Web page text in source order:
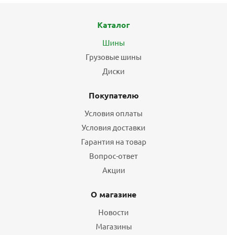
Каталог
Шины
Грузовые шины
Диски
Покупателю
Условия оплаты
Условия доставки
Гарантия на товар
Вопрос-ответ
Акции
О магазине
Новости
Магазины